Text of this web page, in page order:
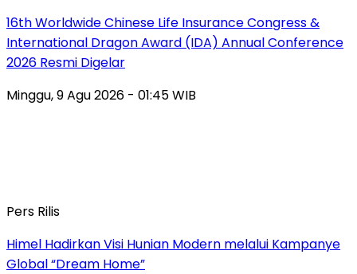
16th Worldwide Chinese Life Insurance Congress &
International Dragon Award (IDA) Annual Conference
2026 Resmi Digelar
Minggu, 9 Agu 2026 - 01:45 WIB
Pers Rilis
Himel Hadirkan Visi Hunian Modern melalui Kampanye
Global “Dream Home”